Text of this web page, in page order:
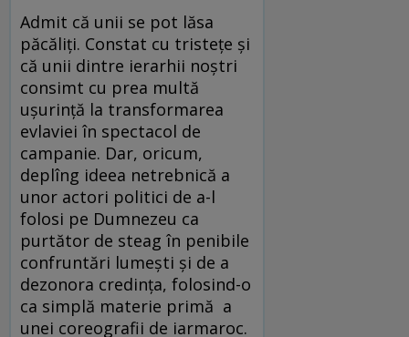
Admit că unii se pot lăsa
păcăliţi. Constat cu tristeţe şi
că unii dintre ierarhii noştri
consimt cu prea multă
uşurinţă la transformarea
evlaviei în spectacol de
campanie. Dar, oricum,
deplîng ideea netrebnică a
unor actori politici de a-l
folosi pe Dumnezeu ca
purtător de steag în penibile
confruntări lumeşti şi de a
dezonora credinţa, folosind-o
ca simplă materie primă a
unei coreografii de iarmaroc.